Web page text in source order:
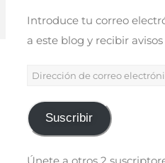
Introduce tu correo
a este blog y recibir
Suscribir
Únete a otros 2